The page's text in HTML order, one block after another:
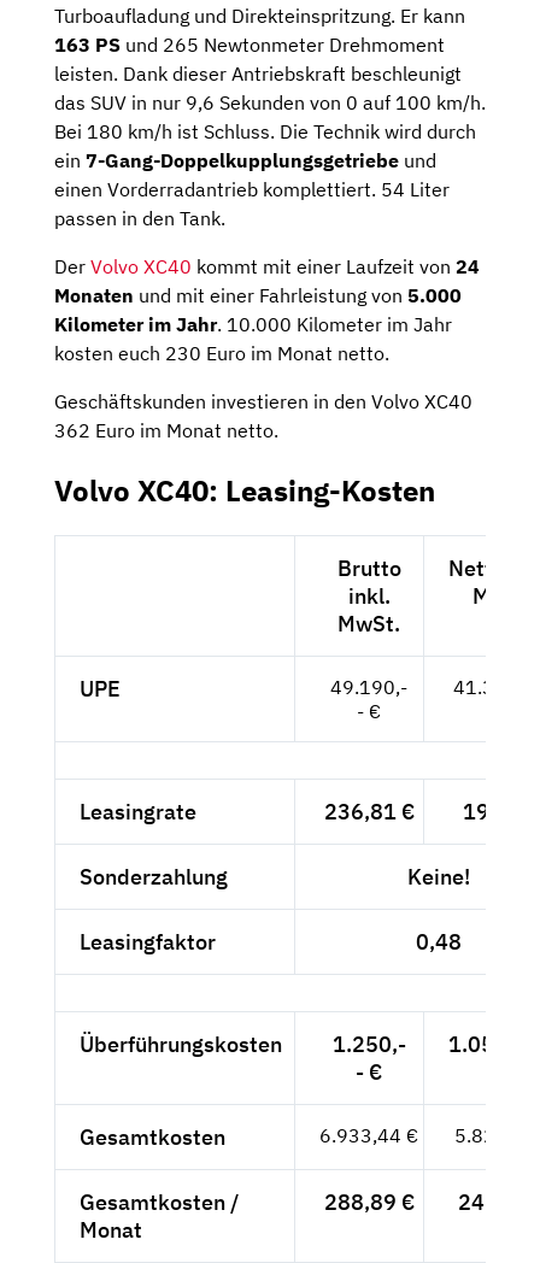
Turboaufladung und Direkteinspritzung. Er kann
163 PS und 265 Newtonmeter Drehmoment
leisten. Dank dieser Antriebskraft beschleunigt
das SUV in nur 9,6 Sekunden von 0 auf 100 km/h.
Bei 180 km/h ist Schluss. Die Technik wird durch
ein 7-Gang-Doppelkupplungsgetriebe und
einen Vorderradantrieb komplettiert. 54 Liter
passen in den Tank.
Der Volvo XC40 kommt mit einer Laufzeit von 24
Monaten und mit einer Fahrleistung von 5.000
Kilometer im Jahr. 10.000 Kilometer im Jahr
kosten euch 230 Euro im Monat netto.
Geschäftskunden investieren in den Volvo XC40
362 Euro im Monat netto.
Volvo XC40: Leasing-Kosten
Brutto
inkl.
MwSt.
Netto
MwSt.
UPE
49.190,-
- €
Leasingrate 236,81 € 199,--
Sonderzahlung Keine!
Leasingfaktor 0,48
Überführungskosten
1.250,-
- €
Gesamtkosten 6.933,44 € 5.826,42
Gesamtkosten /
Monat
288,89 € 242,77